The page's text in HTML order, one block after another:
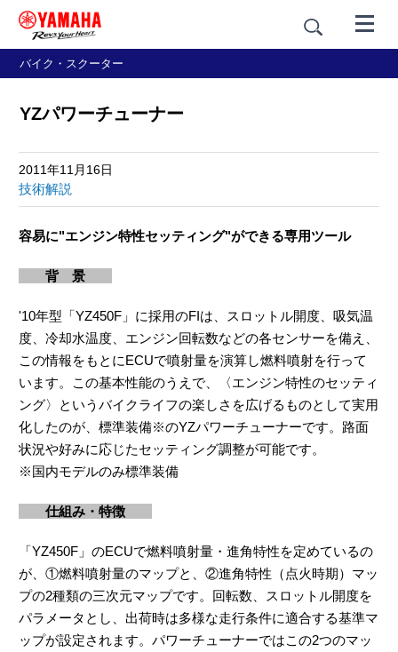
バイク・スクーター
YZパワーチューナー
2011年11月16日
技術解説
容易に"エンジン特性セッティング"ができる専用ツール
背 景
'10年型「YZ450F」に採用のFIは、スロットル開度、吸気温
度、冷却水温度、エンジン回転数などの各センサーを備え、
この情報をもとにECUで噴射量を演算し燃料噴射を行って
います。この基本性能のうえで、〈エンジン特性のセッティ
ング〉というバイクライフの楽しさを広げるものとして実用
化したのが、標準装備※のYZパワーチューナーです。路面
状況や好みに応じたセッティング調整が可能です。
※国内モデルのみ標準装備
仕組み・特徴
「YZ450F」のECUで燃料噴射量・進角特性を定めているの
が、①燃料噴射量のマップと、②進角特性（点火時期）マッ
プの2種類の三次元マップです。回転数、スロットル開度を
パラメータとし、出荷時は多様な走行条件に適合する基準マ
ップが設定されます。パワーチューナーではこの2つのマッ